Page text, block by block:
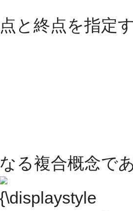
点と終点を指定
なる複合概念で